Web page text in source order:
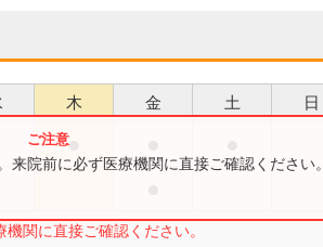
木 金 土 日
●
関に直接ご確認ください。
院前に必ず医療機関に直接ご確認ください。